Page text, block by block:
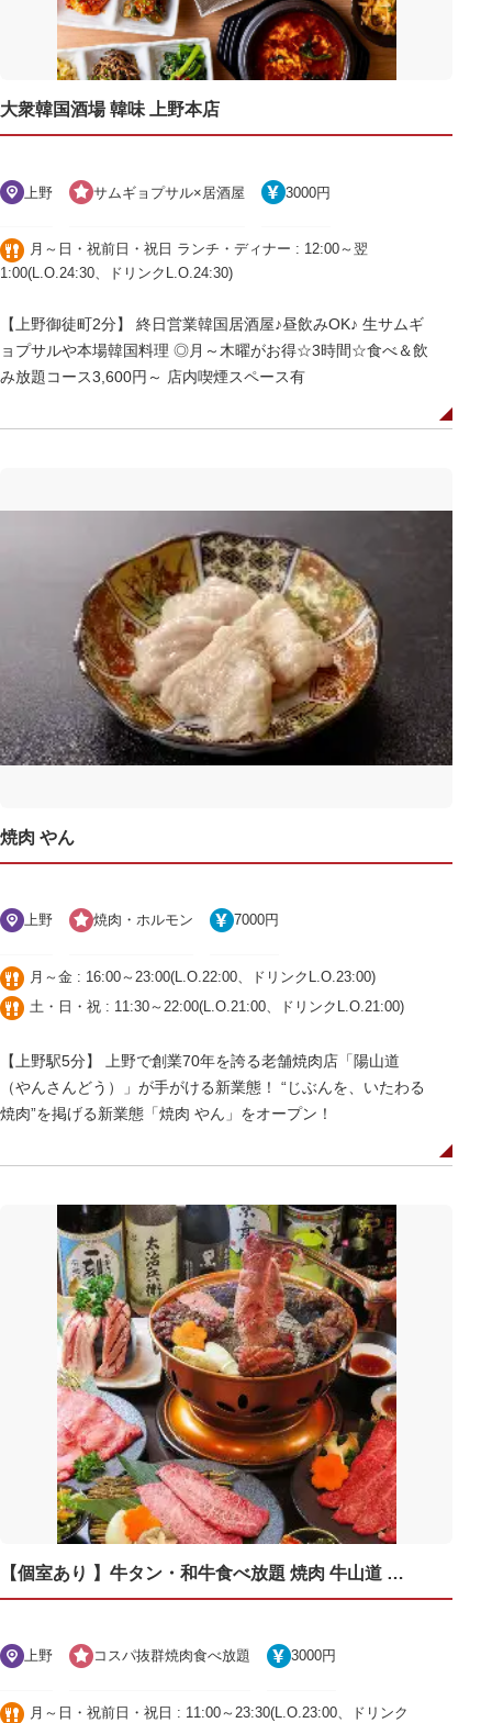
大衆韓国酒場 韓味 上野本店
上野 サムギョプサル×居酒屋 3000円
月～日・祝前日・祝日 ランチ・ディナー : 12:00～翌
1:00(L.O.24:30、ドリンクL.O.24:30)
【上野御徒町2分】 終日営業韓国居酒屋♪昼飲みOK♪ 生サムギ
ョプサルや本場韓国料理 ◎月～木曜がお得☆3時間☆食べ＆飲
み放題コース3,600円～ 店内喫煙スペース有
焼肉 やん
上野 焼肉・ホルモン 7000円
月～金 : 16:00～23:00(L.O.22:00、ドリンクL.O.23:00)
土・日・祝 : 11:30～22:00(L.O.21:00、ドリンクL.O.21:00)
【上野駅5分】 上野で創業70年を誇る老舗焼肉店「陽山道
（やんさんどう）」が手がける新業態！ “じぶんを、いたわる
焼肉”を掲げる新業態「焼肉 やん」をオープン！
【個室あり 】牛タン・和牛食べ放題 焼肉 牛山道 上野御徒町店
上野 コスパ抜群焼肉食べ放題 3000円
月～日・祝前日・祝日 : 11:00～23:30(L.O.23:00、ドリンク